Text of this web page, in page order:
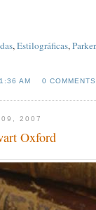
,Estilográficas,Parker
AM 0 COMMENTS
09, 2007
Oxford